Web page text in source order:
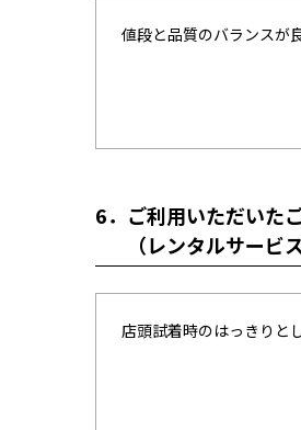
値段と品質のバランスが
6． ご利用いただいた
（レンタルサービ
店頭試着時のはっきりと